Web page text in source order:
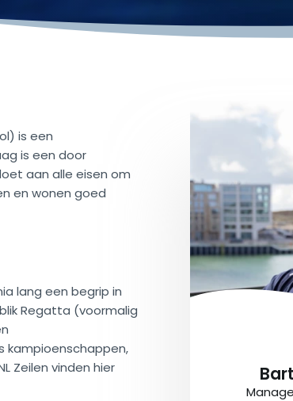
is een
is een door
aan alle eisen om
en wonen goed
lang een begrip in
Regatta (voormalig
kampioenschappen,
Zeilen vinden hier